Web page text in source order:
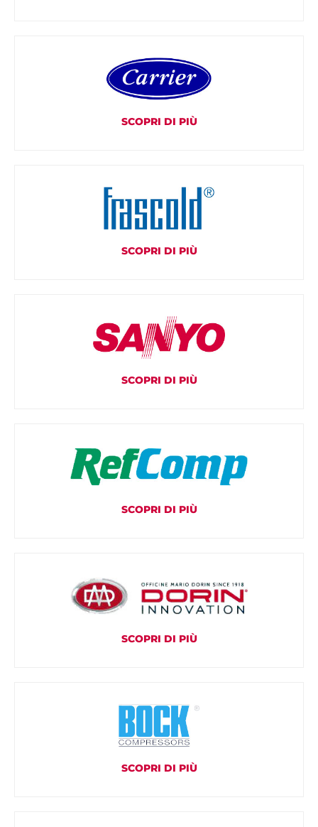
SCOPRI DI PIÙ
SCOPRI DI PIÙ
SCOPRI DI PIÙ
SCOPRI DI PIÙ
SCOPRI DI PIÙ
SCOPRI DI PIÙ